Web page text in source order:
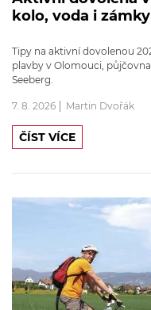
kolo, voda i
Tipy na aktivní dovolenou
plavby v Olomouci,
Seeberg.
7. 8. 2026 Martin Dvořák
ČÍST VÍCE